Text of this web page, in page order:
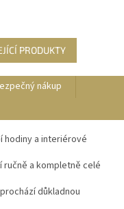
PRODUKTY
nákup
hodiny a interiérové
a kompletně celé
důkladnou